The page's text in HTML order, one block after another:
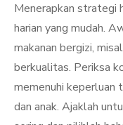
Menerapkan strategi
harian yang mudah.
makanan bergizi,
berkualitas. Periksa
memenuhi keperluan
dan anak. Ajaklah